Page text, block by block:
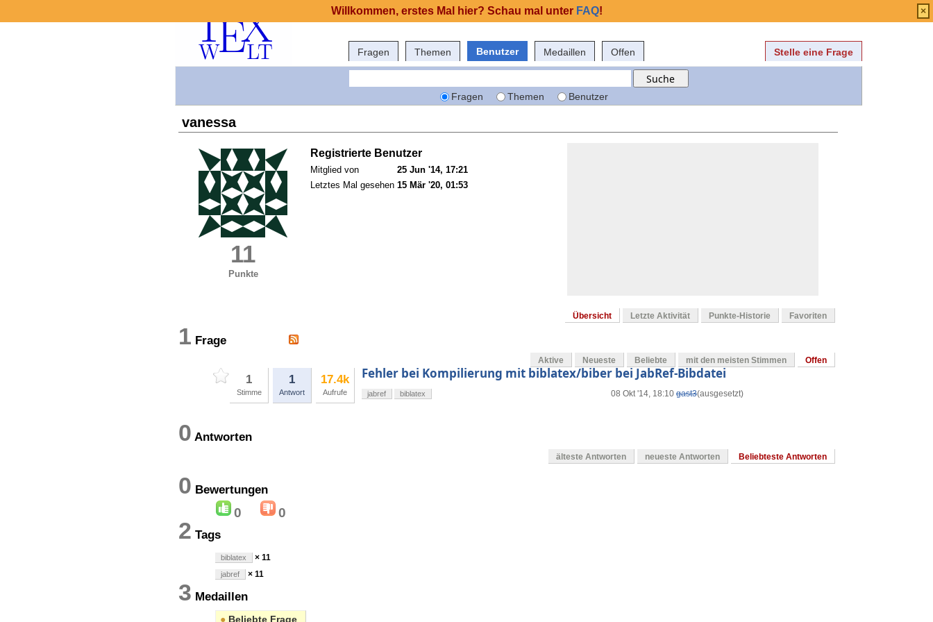
Fragen Themen Benutzer Medaillen Offen Stelle eine Frage
Fragen Themen Benutzer
vanessa
11
Punkte
Registrierte Benutzer
Mitglied von
25 Jun '14, 17:21
Letztes Mal gesehen 15 Mär '20, 01:53
Übersicht Letzte Aktivität Punkte-Historie Favoriten
1 Frage
Aktive Neueste Beliebte mit den meisten Stimmen Offen
1
Stimme
1
Antwort
17.4k
Aufrufe
Fehler bei Kompilierung mit biblatex/biber bei JabRef-Bibdatei
08 Okt '14, 18:10 gast3(ausgesetzt)
jabref biblatex
0 Antworten
älteste Antworten neueste Antworten Beliebteste Antworten
0 Bewertungen
0 0
2 Tags
biblatex × 11
jabref × 11
3 Medaillen
● Beliebte Frage
Willkommen, erstes Mal hier? Schau mal unter FAQ! ×